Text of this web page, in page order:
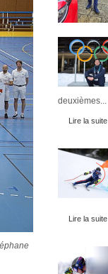
deuxièmes...
Lire la suite
Lire la suite